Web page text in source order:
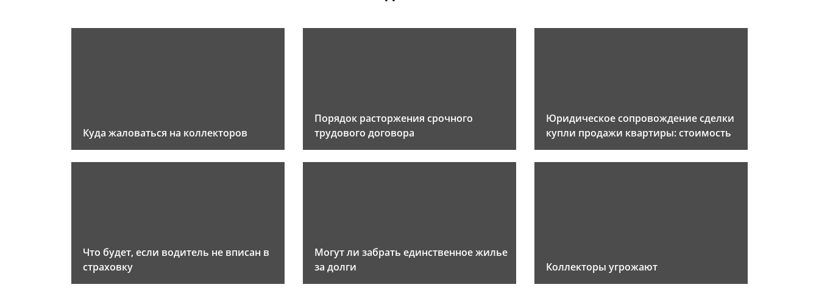
Куда жаловаться на коллекторов
Порядок расторжения срочного
трудового договора
Юридическое сопровождение сделки
купли продажи квартиры: стоимость
Что будет, если водитель не вписан в
страховку
Могут ли забрать единственное жилье
за долги
Коллекторы угрожают